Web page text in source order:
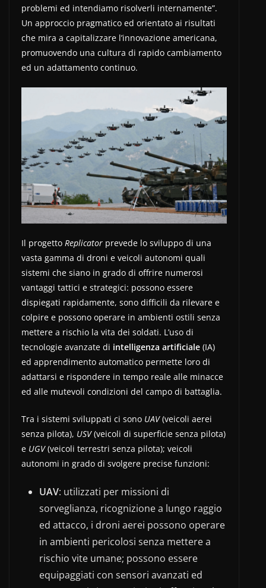
problemi ed intendiamo risolverli internamente”.
Un approccio pragmatico ed orientato ai risultati
che mira a capitalizzare l’innovazione americana,
promuovendo una cultura di rapido cambiamento
ed un adattamento continuo.
Il progetto Replicator prevede lo sviluppo di una
vasta gamma di droni e veicoli autonomi quali
sistemi che siano in grado di offrire numerosi
vantaggi tattici e strategici: possono essere
dispiegati rapidamente, sono difficili da rilevare e
colpire e possono operare in ambienti ostili senza
mettere a rischio la vita dei soldati. L’uso di
tecnologie avanzate di intelligenza artificiale (IA)
ed apprendimento automatico permette loro di
adattarsi e rispondere in tempo reale alle minacce
ed alle mutevoli condizioni del campo di battaglia.
Tra i sistemi sviluppati ci sono UAV(veicoli aerei
senza pilota), USV(veicoli di superficie senza pilota)
e UGV(veicoli terrestri senza pilota); veicoli
autonomi in grado di svolgere precise funzioni:
UAV: utilizzati per missioni di
sorveglianza, ricognizione a lungo raggio
ed attacco, i droni aerei possono operare
in ambienti pericolosi senza mettere a
rischio vite umane; possono essere
equipaggiati con sensori avanzati ed